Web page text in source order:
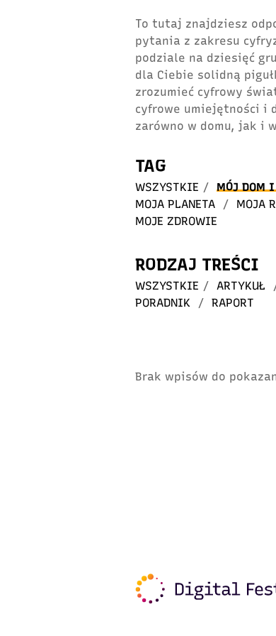
To tutaj znajdziesz
pytania z zakresu
podziale na dziesięć
dla Ciebie solidną
zrozumieć cyfrowy
cyfrowe umiejętności i
zarówno w domu, jak i
TAG
WSZYSTKIE / MÓJ DOM I
MOJA PLANETA
/ MOJA
MOJE ZDROWIE
RODZAJ TREŚCI
WSZYSTKIE / ARTYKUŁ
PORADNIK
/ RAPORT
Brak wpisów do